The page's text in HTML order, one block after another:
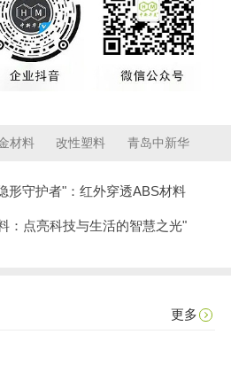
材料 改性塑料 青岛中新华
形守护者"：红外穿透ABS材料
：点亮科技与生活的智慧之光"
更多